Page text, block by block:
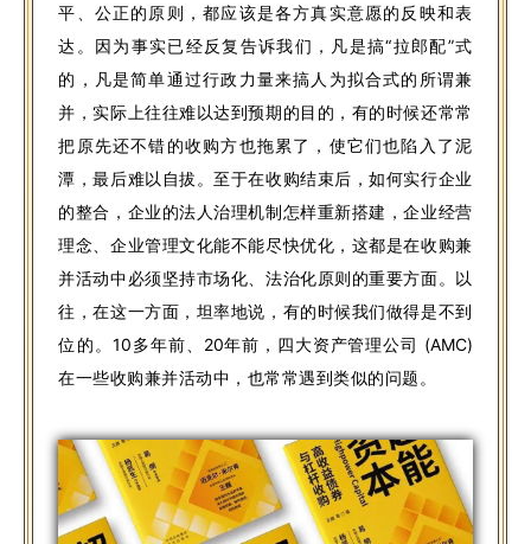
平、公正的原则，都应该是各方真实意愿的反映和表
达。因为事实已经反复告诉我们，凡是搞“拉郎配”式
的，凡是简单通过行政力量来搞人为拟合式的所谓兼
并，实际上往往难以达到预期的目的，有的时候还常常
把原先还不错的收购方也拖累了，使它们也陷入了泥
潭，最后难以自拔。至于在收购结束后，如何实行企业
的整合，企业的法人治理机制怎样重新搭建，企业经营
理念、企业管理文化能不能尽快优化，这都是在收购兼
并活动中必须坚持市场化、法治化原则的重要方面。以
往，在这一方面，坦率地说，有的时候我们做得是不到
位的。10多年前、20年前，四大资产管理公司 (AMC)
在一些收购兼并活动中，也常常遇到类似的问题。